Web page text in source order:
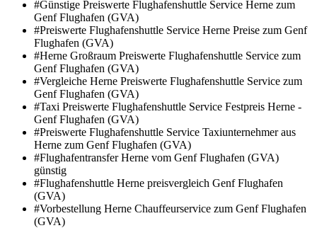
#Günstige Preiswerte Flughafenshuttle Service Herne zum
Genf Flughafen (GVA)
#Preiswerte Flughafenshuttle Service Herne Preise zum Genf
Flughafen (GVA)
#Herne Großraum Preiswerte Flughafenshuttle Service zum
Genf Flughafen (GVA)
#Vergleiche Herne Preiswerte Flughafenshuttle Service zum
Genf Flughafen (GVA)
#Taxi Preiswerte Flughafenshuttle Service Festpreis Herne -
Genf Flughafen (GVA)
#Preiswerte Flughafenshuttle Service Taxiunternehmer aus
Herne zum Genf Flughafen (GVA)
#Flughafentransfer Herne vom Genf Flughafen (GVA)
günstig
#Flughafenshuttle Herne preisvergleich Genf Flughafen
(GVA)
#Vorbestellung Herne Chauffeurservice zum Genf Flughafen
(GVA)